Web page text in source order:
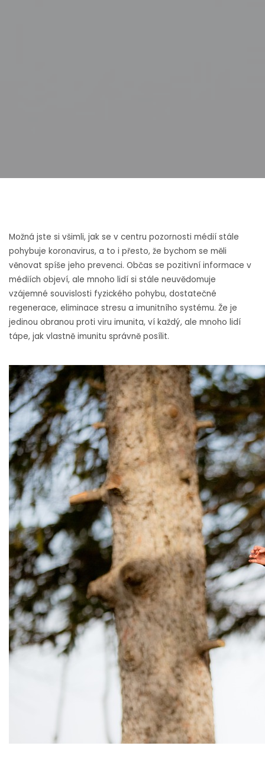
Možná jste si všimli, jak se v centru pozornosti médií stále
pohybuje koronavirus, a to i přesto, že bychom se měli
věnovat spíše jeho prevenci. Občas se pozitivní informace v
médiích objeví, ale mnoho lidí si stále neuvědomuje
vzájemné souvislosti fyzického pohybu, dostatečné
regenerace, eliminace stresu a imunitního systému. Že je
jedinou obranou proti viru imunita, ví každý, ale mnoho lidí
tápe, jak vlastně imunitu správně posílit.